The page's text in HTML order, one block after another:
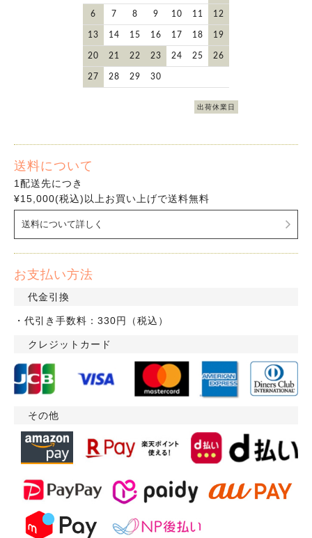
6 7 8 9 10 11 12
13 14 15 16 17 18 19
20 21 22 23 24 25 26
27 28 29 30
出荷休業日
送料について
1配送先につき
¥15,000(税込)以上お買い上げで送料無料
送料について詳しく
お支払い方法
代金引換
・代引き手数料：330円（税込）
クレジットカード
その他